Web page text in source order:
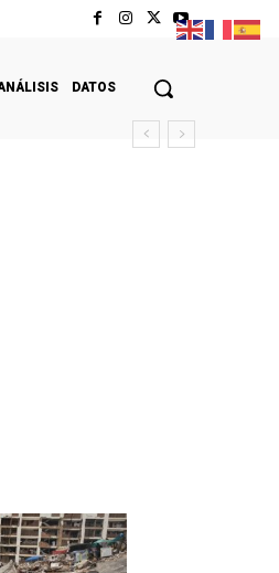
DATOS